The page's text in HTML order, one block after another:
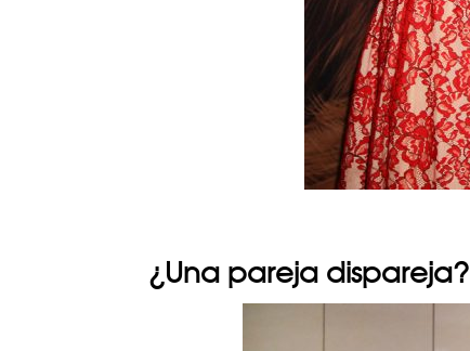
¿Una pareja dispareja?